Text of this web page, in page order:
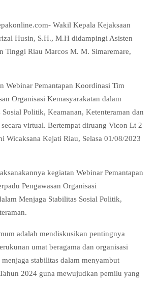
Wakil Kepala Kejaksaan
Husin, S.H., M.H didampingi Asisten
Tinggi Riau Marcos M. M. Simaremare,
Webinar Pemantapan Koordinasi Tim
Organisasi Kemasyarakatan dalam
Politik, Keamanan, Ketenteraman dan
virtual. Bertempat diruang Vicon Lt 2
Wicaksana Kejati Riau, Selasa 01/08/2023
kegiatan Webinar Pemantapan
Pengawasan Organisasi
Menjaga Stabilitas Sosial Politik,
adalah mendiskusikan pentingnya
umat beragama dan organisasi
stabilitas dalam menyambut
2024 guna mewujudkan pemilu yang